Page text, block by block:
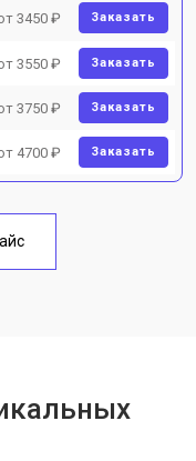
3450 ₽ Заказать
3550 ₽ Заказать
3750 ₽ Заказать
4700 ₽ Заказать